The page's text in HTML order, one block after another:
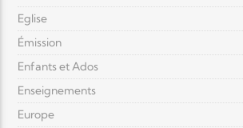
Eglise
Émission
Enfants et Ados
Enseignements
Europe